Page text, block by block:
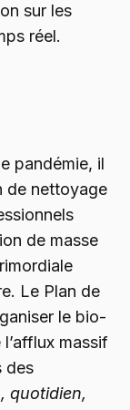
sur les
réel.
pandémie, il
de nettoyage
de masse
Le Plan de
le bio-
massif
des
quotidien,